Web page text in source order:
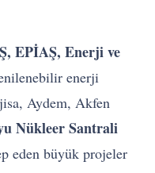
EPİAŞ, Enerji ve
enerji
Aydem, Akfen
Nükleer Santrali
eden büyük projeler